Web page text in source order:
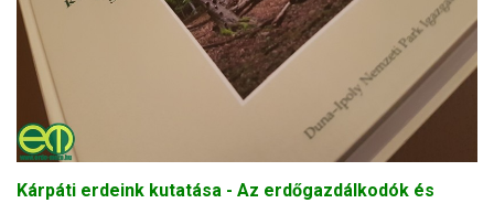
Kárpáti erdeink kutatása - Az erdőgazdálkodók és